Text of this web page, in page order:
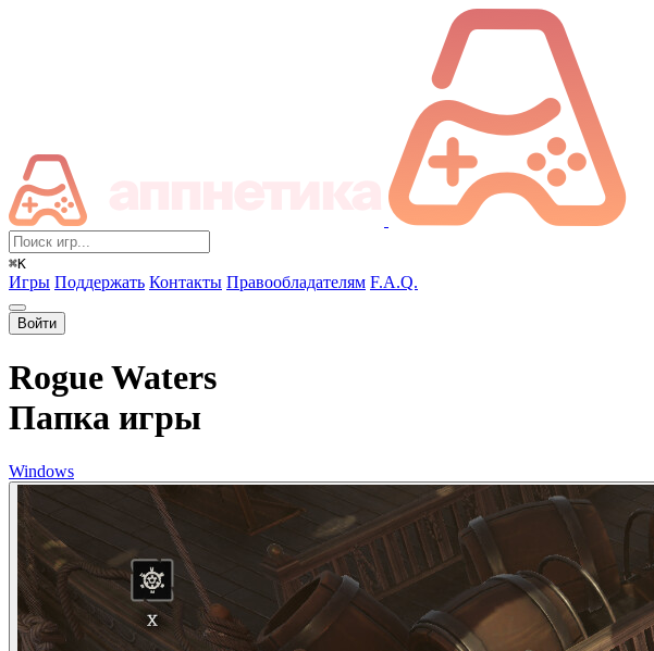
⌘K
Игры Поддержать Контакты Правообладателям F.A.Q.
Войти
Rogue Waters
Папка игры
Windows